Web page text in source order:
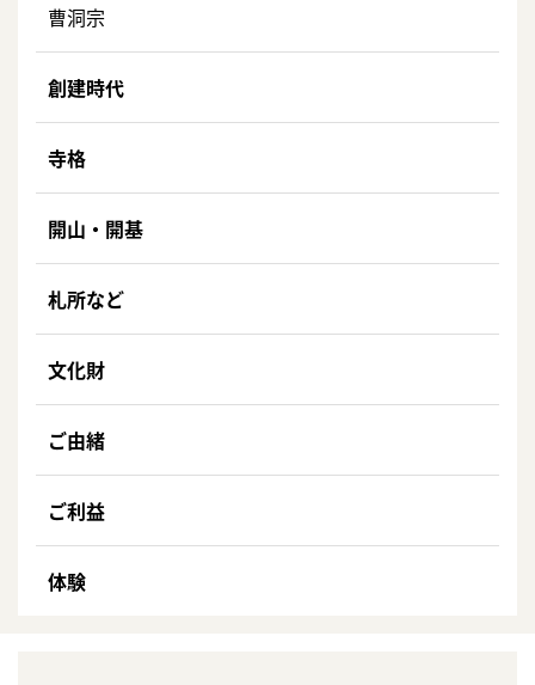
曹洞宗
創建時代
寺格
開山・開基
札所など
文化財
ご由緒
ご利益
体験